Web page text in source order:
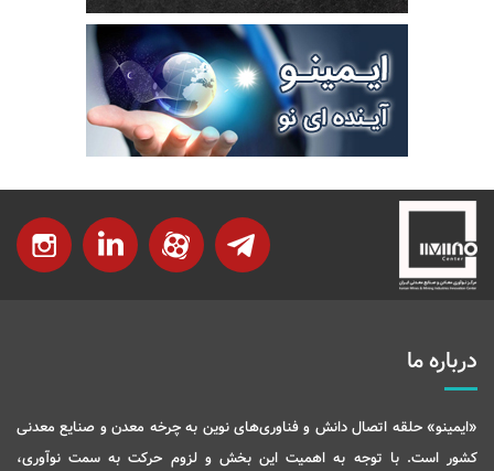
درباره ما
«ایمینو» حلقه اتصال دانش و فناوری‌های نوین به چرخه معدن و صنایع معدنی
کشور است. با توجه به اهمیت این بخش و لزوم حرکت به سمت نوآوری،